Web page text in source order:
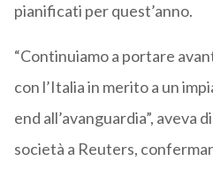
pianificati per quest’anno.
“Continuiamo a portare
con l’Italia in merito a un
end all’avanguardia”, aveva
società a Reuters,